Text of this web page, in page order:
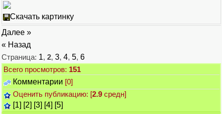
Скачать картинку
Далее »
« Назад
Страница: 1, 2, 3, 4, 5, 6
Всего просмотров: 151
Комментарии [0]
Оценить публикацию: [2.9 средн]
[1] [2] [3] [4] [5]